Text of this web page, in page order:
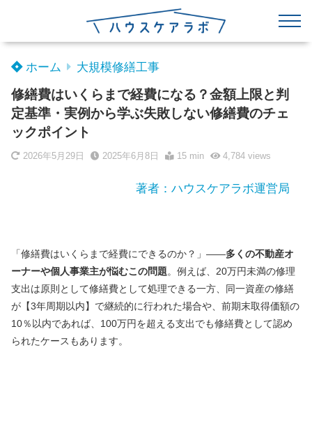
ホーム 大規模修繕工事
修繕費はいくらまで経費になる？金額上限と判
定基準・実例から学ぶ失敗しない修繕費のチェ
ックポイント
2026年5月29日 2025年6月8日 15 min 4,784views
著者：ハウスケアラボ運営局
「修繕費はいくらまで経費にできるのか？」――多くの不動産オ
ーナーや個人事業主が悩むこの問題。例えば、20万円未満の修理
支出は原則として修繕費として処理できる一方、同一資産の修繕
が【3年周期以内】で継続的に行われた場合や、前期末取得価額の
10％以内であれば、100万円を超える支出でも修繕費として認め
られたケースもあります。